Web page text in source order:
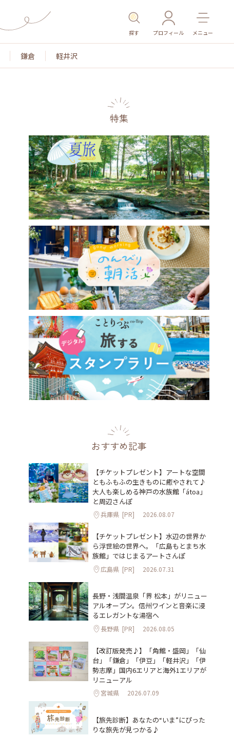
探す プロフィール メニュー
鎌倉 軽井沢
名所・旧跡 温泉・スパ その他施設 ごはん
特集
おすすめ記事
【チケットプレゼント】アートな空間
ともふもふの生きものに癒やされて♪
大人も楽しめる神戸の水族館「átoa」
と周辺さんぽ
兵庫県 [PR] 2026.08.07
【チケットプレゼント】水辺の世界か
ら浮世絵の世界へ。「広島もとまち水
族館」ではじまるアートさんぽ
広島県 [PR] 2026.07.31
長野・浅間温泉「界 松本」がリニュー
アルオープン。信州ワインと音楽に浸
るエレガントな湯宿へ
長野県 [PR] 2026.08.05
【改訂版発売♪】「角館・盛岡」「仙
台」「鎌倉」「伊豆」「軽井沢」「伊
勢志摩」国内6エリアと海外1エリアが
リニューアル
宮城県 2026.07.09
【旅先診断】あなたの“いま”にぴった
りな旅先が見つかる♪